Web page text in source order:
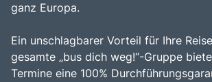
ganz Europa.
Ein unschlagbarer Vorteil für Ihre
gesamte „bus dich weg!“-Gruppe
Termine eine 100%